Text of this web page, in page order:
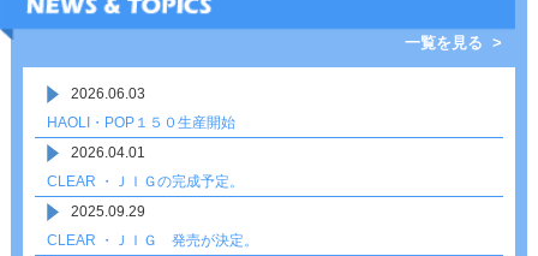
一覧を見る >
2026.06.03
HAOLI・POP１５０生産開始
2026.04.01
CLEAR ・ＪＩＧの完成予定。
2025.09.29
CLEAR ・ＪＩＧ 発売が決定。